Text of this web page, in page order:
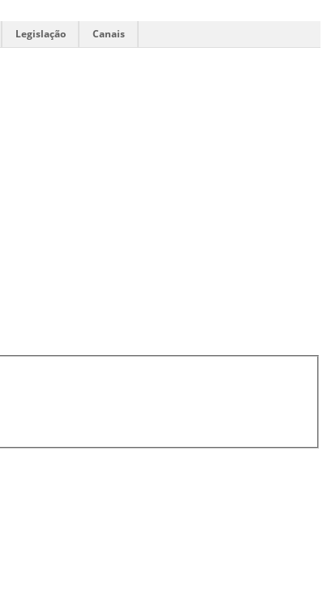
Legislação Canais